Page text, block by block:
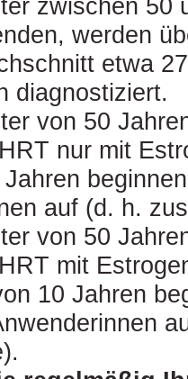
zwischen 50
werden
etwa
diagnostiziert.
von 50
nur mit
auf (d. h.
von 50
mit
10 Jahren